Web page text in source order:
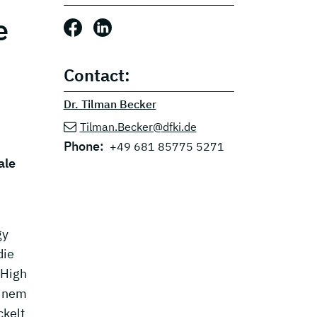
Share this post: Facebook
Share this post: LinkedIn
Contact:
Dr. Tilman Becker
Tilman.Becker@dfki.de
Phone: +49 681 85775 5271